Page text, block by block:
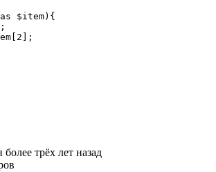
$item){
более трёх лет назад